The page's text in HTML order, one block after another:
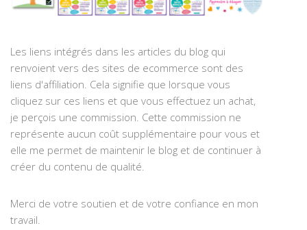
Les liens intégrés dans les articles du blog qui
renvoient vers des sites de ecommerce sont des
liens d'affiliation. Cela signifie que lorsque vous
cliquez sur ces liens et que vous effectuez un achat,
je perçois une commission. Cette commission ne
représente aucun coût supplémentaire pour vous et
elle me permet de maintenir le blog et de continuer à
créer du contenu de qualité.
Merci de votre soutien et de votre confiance en mon
travail.